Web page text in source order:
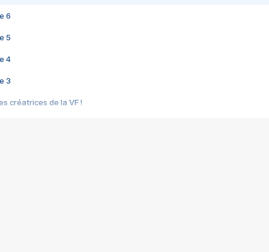
6
5
4
3
créatrices de la VF !